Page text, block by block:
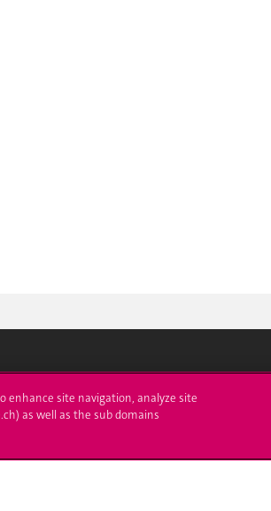
l'UNIGE L'UNIGE
Médias
enhance site navigation, analyze site
as well as the sub domains